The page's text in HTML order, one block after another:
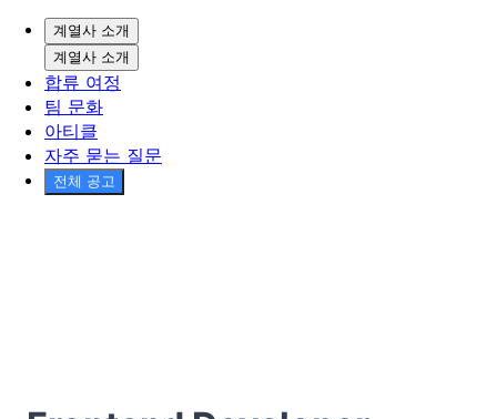
계열사 소개
계열사 소개
합류 여정
팀 문화
아티클
자주 묻는 질문
전체 공고